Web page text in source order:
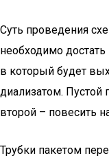
Суть проведения
необходимо достать
в который будет
диализатом. Пустой
второй – повесить
Трубки пакетом